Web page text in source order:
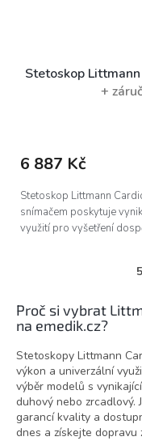
Stetoskop
+
6 887 Kč
Stetoskop Littmann
snímačem poskytuje
využití pro vyšetření
5
Proč si vybrat
na emedik.cz?
Stetoskopy Littmann
výkon a univerzální
výběr modelů s
duhový nebo zrcadlový.
garancí kvality a
dnes a získejte dopravu